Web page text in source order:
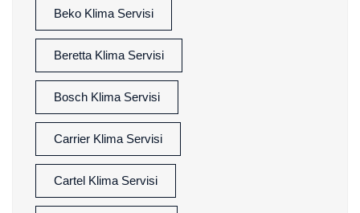
Beko Klima Servisi
Beretta Klima Servisi
Bosch Klima Servisi
Carrier Klima Servisi
Cartel Klima Servisi